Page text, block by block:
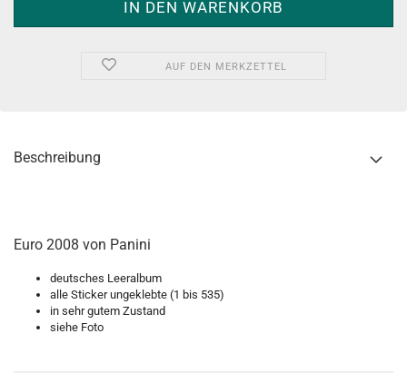
AUF DEN MERKZETTEL
Beschreibung
Euro 2008 von Panini
deutsches Leeralbum
alle Sticker ungeklebte (1 bis 535)
in sehr gutem Zustand
siehe Foto